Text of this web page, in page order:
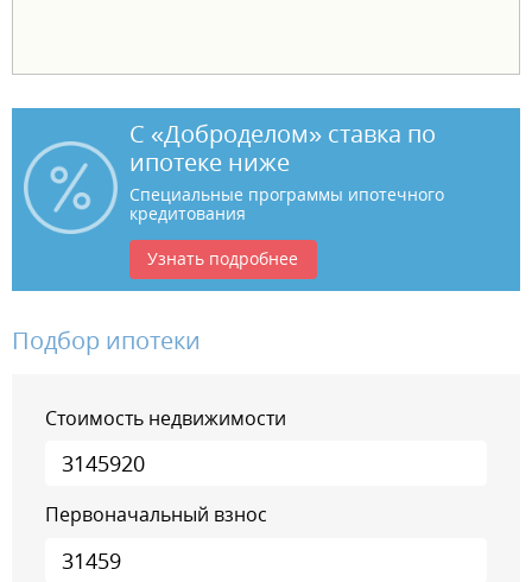
С «Доброделом» ставка по
ипотеке ниже
Специальные программы ипотечного
кредитования
Узнать подробнее
Подбор ипотеки
Стоимость недвижимости
Первоначальный взнос